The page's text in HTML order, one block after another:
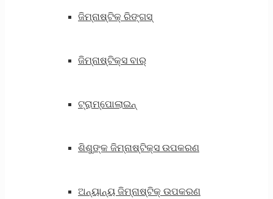
ଜିମ୍ନାଷ୍ଟିକ୍ ରିଙ୍ଗସ୍
ଜିମ୍ନାଷ୍ଟିକ୍ସ ବାର୍
ଟ୍ରାମ୍ପୋଲାଇନ୍
ଶିଶୁଙ୍କ ଜିମ୍ନାଷ୍ଟିକ୍ସ ଉପକରଣ
ଅନ୍ୟାନ୍ୟ ଜିମ୍ନାଷ୍ଟିକ୍ ଉପକରଣ